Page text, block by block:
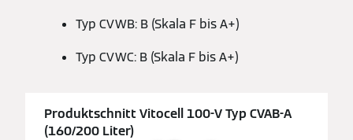
Typ CVWB: B (Skala F bis A+)
Typ CVWC: B (Skala F bis A+)
Produktschnitt Vitocell 100-V Typ CVAB-A
(160/200 Liter)